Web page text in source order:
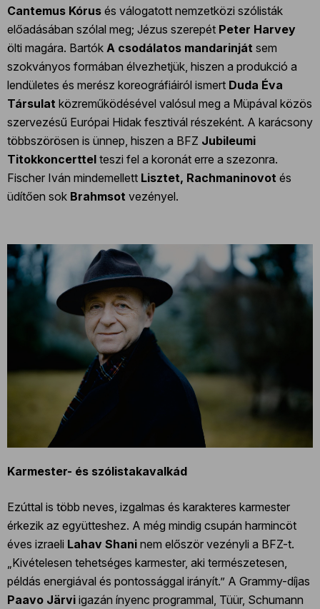
Cantemus Kórus és válogatott nemzetközi szólisták
előadásában szólal meg; Jézus szerepét Peter Harvey
ölti magára. Bartók A csodálatos mandarinját sem
szokványos formában élvezhetjük, hiszen a produkció a
lendületes és merész koreográfiáiról ismert Duda Éva
Társulat közreműködésével valósul meg a Müpával közös
szervezésű Európai Hidak fesztivál részeként. A karácsony
többszörösen is ünnep, hiszen a BFZ Jubileumi
Titokkoncerttel teszi fel a koronát erre a szezonra.
Fischer Iván mindemellett Lisztet, Rachmaninovot és
üdítően sok Brahmsot vezényel.
Karmester- és szólistakavalkád
Ezúttal is több neves, izgalmas és karakteres karmester
érkezik az együtteshez. A még mindig csupán harmincöt
éves izraeli Lahav Shani nem először vezényli a BFZ-t.
„Kivételesen tehetséges karmester, aki természetesen,
példás energiával és pontossággal irányít.” A Grammy-díjas
Paavo Järvi igazán ínyenc programmal, Tüür, Schumann